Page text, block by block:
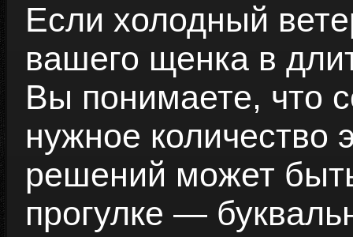
Если холодный
вашего щенка в
Вы понимаете, что
нужное количество
решений может
прогулке —